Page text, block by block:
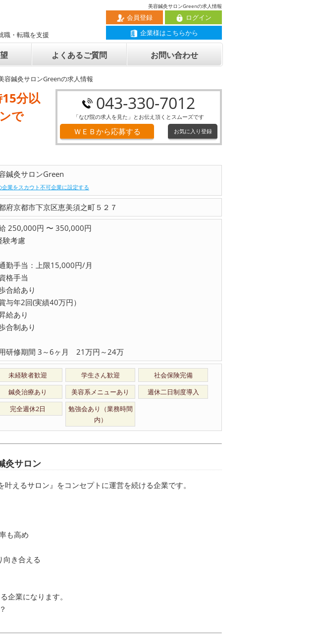
美容鍼灸サロンGreenの求人情報
職・転職を支援
ログイン
会員登録
企業様はこちらから
よくあるご質問 お問い合わせ
容鍼灸サロンGreenの求人情報
043-330-7012
「なび院の求人を見た」とお伝え頂くとスムーズです
ＷＥＢから応募する お気に入り登録
分以
で
鍼灸サロンGreen
企業をスカウト不可企業に設定する
府京都市下京区恵美須之町５２７
250,000円 〜 350,000円
験考慮
勤手当：上限15,000円/月
格手当
合給あり
与年2回(実績40万円）
給あり
合制あり
研修期間 3～6ヶ月 21万円～24万
未経験者歓迎 学生さん歓迎
社会保険完備
鍼灸治療あり
美容系メニューあり
週休二日制度導入
完全週休2日
勉強会あり（業務時間
内）
灸サロン
えるサロン』をコンセプトに運営を続ける企業です。
も高め
き合える
企業になります。